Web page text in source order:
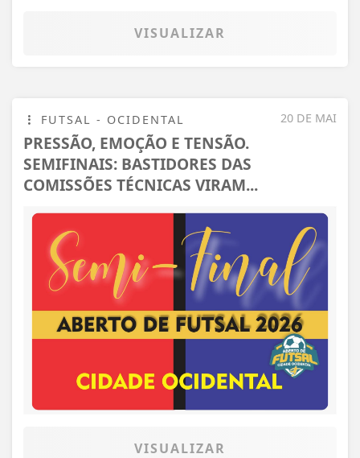
VISUALIZAR
20 DE MAI
FUTSAL - OCIDENTAL
PRESSÃO, EMOÇÃO E TENSÃO.
SEMIFINAIS: BASTIDORES DAS
COMISSÕES TÉCNICAS VIRAM...
VISUALIZAR